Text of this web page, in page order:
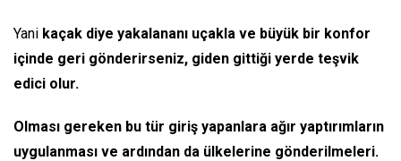
Yani kaçak diye yakalananı uçakla ve büyük bir konfor
içinde geri gönderirseniz, giden gittiği yerde teşvik
edici olur.
Olması gereken bu tür giriş yapanlara ağır yaptırımların
uygulanması ve ardından da ülkelerine gönderilmeleri.